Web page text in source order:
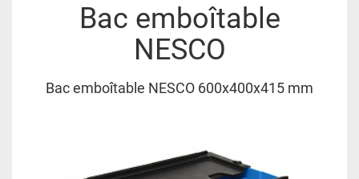
Bac emboîtable
NESCO
Bac emboîtable NESCO 600x400x415 mm